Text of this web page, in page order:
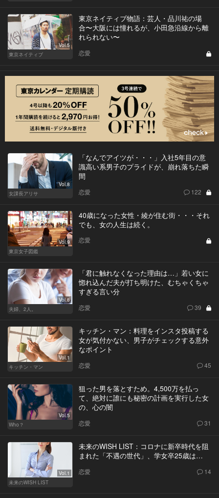
Vol.5
東京ネイティブ
東京ネイティブ物語：芸人・品川祐の場
合〜大阪には憧れるが、小田急沿線から離
れられない〜
恋愛
Vol.8
女課長アリサ
「なんでアイツが・・・」入社5年目の意
識高い系男子のプライドが、崩れ落ちた瞬
間
恋愛 122
Vol.9
東京女子図鑑
40歳になった女性・綾が住む街・・・それ
でも、女の人生は続く。
恋愛
Vol.8
夫婦、2人。
「君に触れなくなった理由は…」若い女に
惚れ込んだ夫が打ち明けた、むちゃくちゃ
すぎる言い分
恋愛 39
Vol.1
キッチン・マン
キッチン・マン：料理をインスタ投稿する
女が気付かない、男子がチェックする意外
なポイント
恋愛 45
Vol.5
Who？
狙った男を落とすため。4,500万を払っ
て、絶対に誰にも秘密の計画を実行した女
の、心の闇
恋愛 31
Vol.1
未来のWISH LIST
未来のWISH LIST：コロナに新卒時代を阻
まれた「不遇の世代」、学女卒25歳は…
恋愛 14